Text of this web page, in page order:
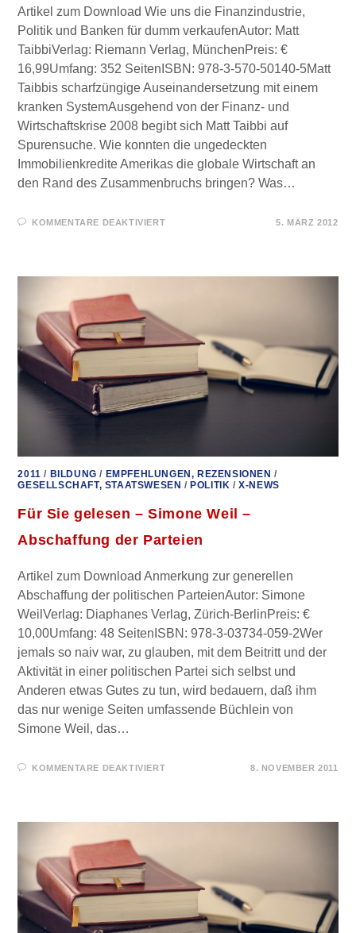
Artikel zum Download Wie uns die Finanzindustrie,
Politik und Banken für dumm verkaufenAutor: Matt
TaibbiVerlag: Riemann Verlag, MünchenPreis: €
16,99Umfang: 352 SeitenISBN: 978-3-570-50140-5Matt
Taibbis scharfzüngige Auseinandersetzung mit einem
kranken SystemAusgehend von der Finanz- und
Wirtschaftskrise 2008 begibt sich Matt Taibbi auf
Spurensuche. Wie konnten die ungedeckten
Immobilienkredite Amerikas die globale Wirtschaft an
den Rand des Zusammenbruchs bringen? Was…
KOMMENTARE DEAKTIVIERTFÜR
5. MÄRZ 2012
2011 / BILDUNG / EMPFEHLUNGEN, REZENSIONEN /
GESELLSCHAFT, STAATSWESEN /POLITIK /X-NEWS
Für Sie gelesen – Simone Weil –
Abschaffung der Parteien
Artikel zum Download Anmerkung zur generellen
Abschaffung der politischen ParteienAutor: Simone
WeilVerlag: Diaphanes Verlag, Zürich-BerlinPreis: €
10,00Umfang: 48 SeitenISBN: 978-3-03734-059-2Wer
jemals so naiv war, zu glauben, mit dem Beitritt und der
Aktivität in einer politischen Partei sich selbst und
Anderen etwas Gutes zu tun, wird bedauern, daß ihm
das nur wenige Seiten umfassende Büchlein von
Simone Weil, das…
KOMMENTARE DEAKTIVIERTFÜR
PARTEIEN
8. NOVEMBER 2011